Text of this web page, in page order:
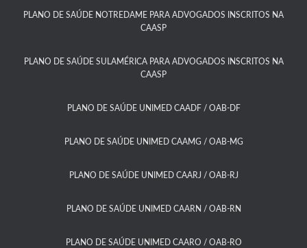
PLANO DE SAÚDE NOTREDAME PARA ADVOGADOS INSCRITOS NA
CAASP​
PLANO DE SAÚDE SULAMÉRICA PARA ADVOGADOS INSCRITOS NA
CAASP​
PLANO DE SAÚDE UNIMED CAADF / OAB-DF​
PLANO DE SAÚDE UNIMED CAAMG / OAB-MG​
PLANO DE SAÚDE UNIMED CAARJ / OAB-RJ​
PLANO DE SAÚDE UNIMED CAARN / OAB-RN
PLANO DE SAÚDE UNIMED CAARO / OAB-RO​